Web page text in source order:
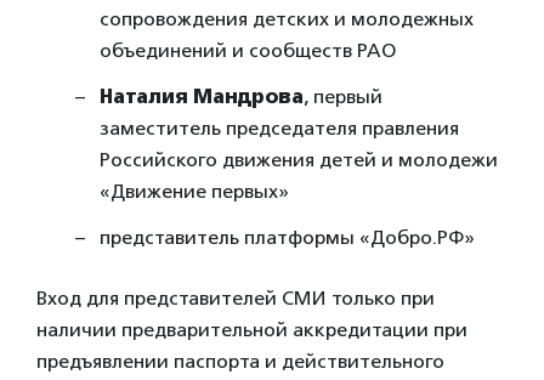
сопровождения детских и молодежных
объединений и сообществ РАО
Наталия Мандрова, первый
заместитель председателя правления
Российского движения детей и молодежи
«Движение первых»
представитель платформы «Добро.РФ»
Вход для представителей СМИ только при
наличии предварительной аккредитации при
предъявлении паспорта и действительного